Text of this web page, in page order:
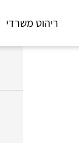
ריהוט משרדי